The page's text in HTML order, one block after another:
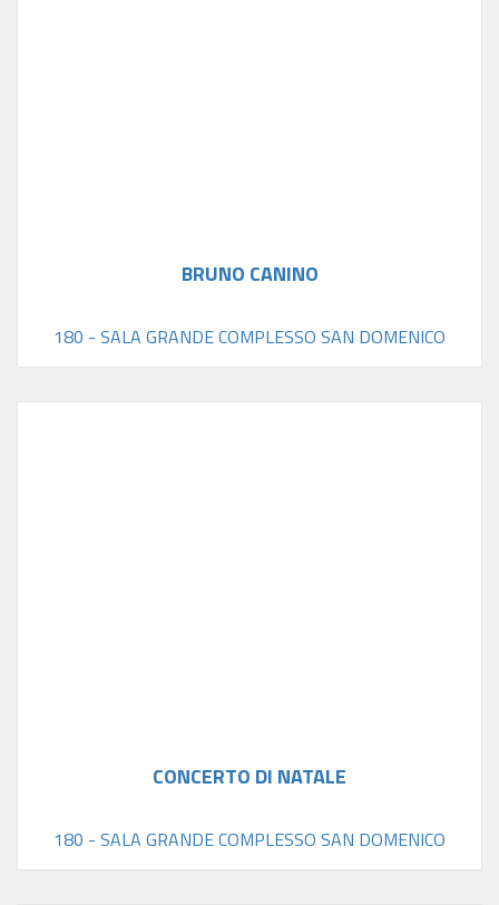
BRUNO CANINO
180 - SALA GRANDE COMPLESSO SAN DOMENICO
CONCERTO DI NATALE
180 - SALA GRANDE COMPLESSO SAN DOMENICO